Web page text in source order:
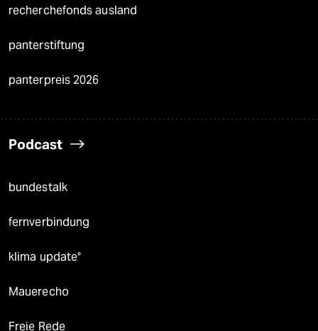
recherchefonds ausland
panterstiftung
panterpreis 2026
Podcast
bundestalk
fernverbindung
klima update°
Mauerecho
Freie Rede